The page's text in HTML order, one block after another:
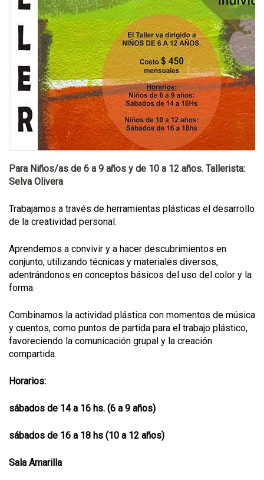
Para Niños/as de 6 a 9 años y de 10 a 12 años. Tallerista:
Selva Olivera
Trabajamos a través de herramientas plásticas el desarrollo
de la creatividad personal.
Aprendemos a convivir y a hacer descubrimientos en
conjunto, utilizando técnicas y materiales diversos,
adentrándonos en conceptos básicos del uso del color y la
forma.
Combinamos la actividad plástica con momentos de música
y cuentos, como puntos de partida para el trabajo plástico,
favoreciendo la comunicación grupal y la creación
compartida.
Horarios:
sábados de 14 a 16 hs. (6 a 9 años)
sábados de 16 a 18 hs (10 a 12 años)
Sala Amarilla